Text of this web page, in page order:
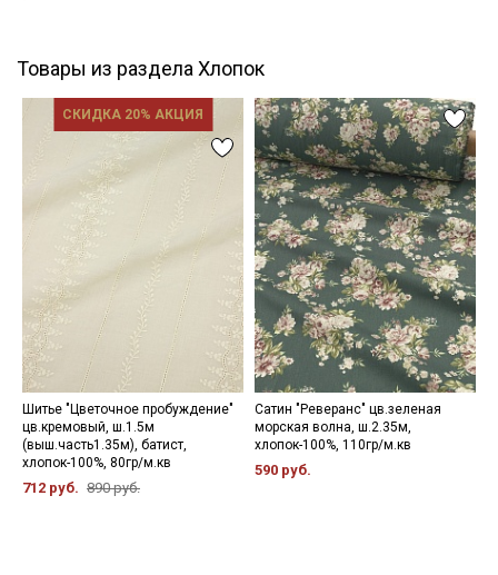
Товары из раздела Хлопок
СКИДКА 20% АКЦИЯ
Шитье "Цветочное пробуждение"
цв.кремовый, ш.1.5м
(выш.часть1.35м), батист,
хлопок-100%, 80гр/м.кв
712 руб. 890 руб.
Сатин "Реверанс" цв.зеленая
морская волна, ш.2.35м,
хлопок-100%, 110гр/м.кв
590 руб.